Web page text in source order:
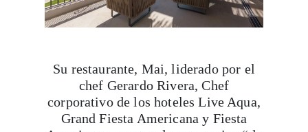
Su restaurante, Mai, liderado por el
chef Gerardo Rivera, Chef
corporativo de los hoteles Live Aqua,
Grand Fiesta Americana y Fiesta